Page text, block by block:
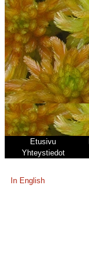
Etusivu
Yhteystiedot
In English